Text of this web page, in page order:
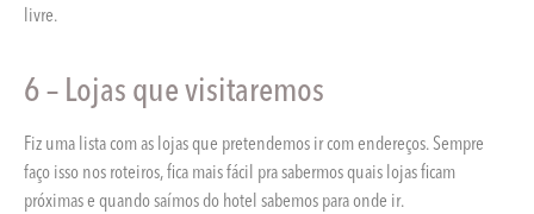
livre.
6 – Lojas que visitaremos
Fiz uma lista com as lojas que pretendemos ir com endereços. Sempre
faço isso nos roteiros, fica mais fácil pra sabermos quais lojas ficam
próximas e quando saímos do hotel sabemos para onde ir.